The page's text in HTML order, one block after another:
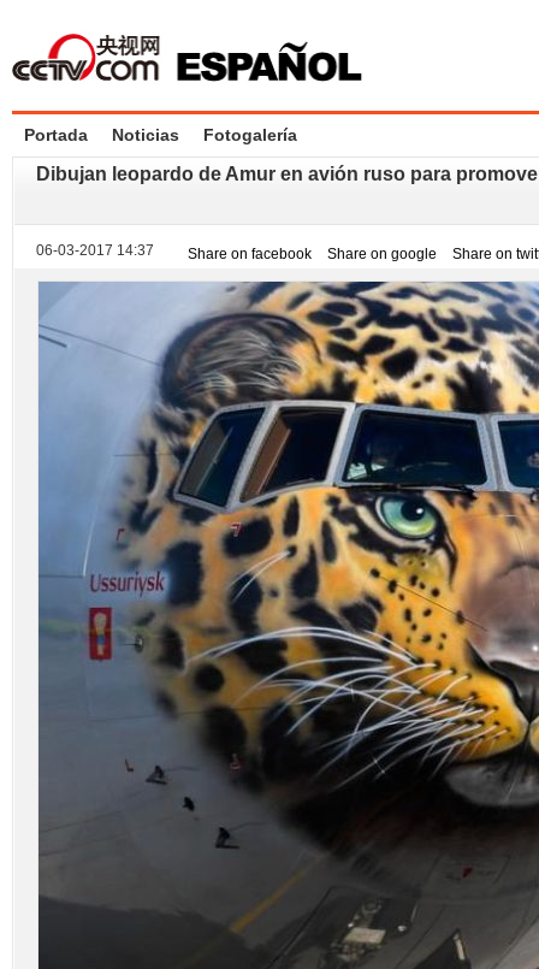
Portada Noticias Fotogalería
Dibujan leopardo de Amur en avión ruso para
06-03-2017 14:37 Share on facebook Share on google Share on